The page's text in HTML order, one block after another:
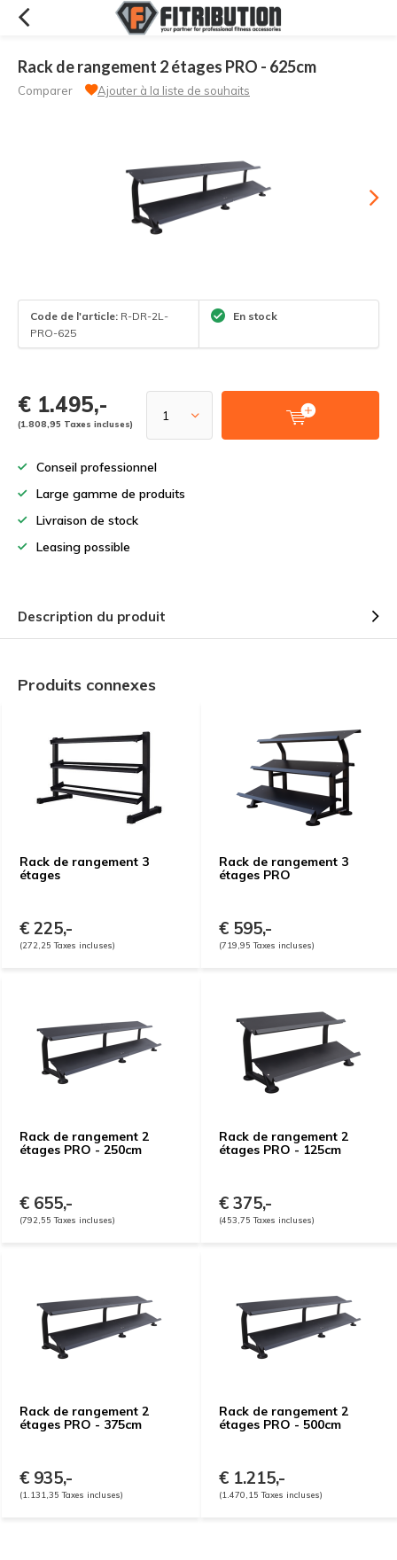
Rack de rangement 2 étages PRO - 625cm
Comparer Ajouter à la liste de souhaits
Code de l'article: R-DR-2L-
PRO-625
En stock
€ 1.495,-
(1.808,95 Taxes incluses)
Conseil professionnel
Large gamme de produits
Livraison de stock
Leasing possible
Description du produit
Produits connexes
Rack de rangement 3
étages
€ 225,-
(272,25 Taxes incluses)
Rack de rangement 3
étages PRO
€ 595,-
(719,95 Taxes incluses)
Rack de rangement 2
étages PRO - 250cm
€ 655,-
(792,55 Taxes incluses)
Rack de rangement 2
étages PRO - 125cm
€ 375,-
(453,75 Taxes incluses)
Rack de rangement 2
étages PRO - 375cm
€ 935,-
(1.131,35 Taxes incluses)
Rack de rangement 2
étages PRO - 500cm
€ 1.215,-
(1.470,15 Taxes incluses)